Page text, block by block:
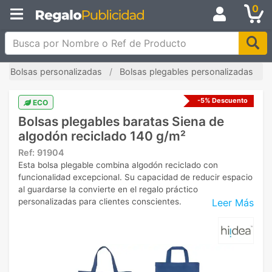
0
Busca por Nombre o Ref de Producto
Bolsas personalizadas Bolsas plegables personalizadas
ECO -5% Descuento
Bolsas plegables baratas Siena de
algodón reciclado 140 g/m²
Ref: 91904
Leer Más
Esta bolsa plegable combina algodón reciclado con
funcionalidad excepcional. Su capacidad de reducir espacio
al guardarse la convierte en el regalo práctico
personalizadas para clientes conscientes.